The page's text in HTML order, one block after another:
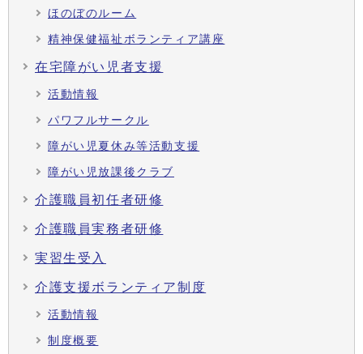
ほのぼのルーム
精神保健福祉ボランティア講座
在宅障がい児者支援
活動情報
パワフルサークル
障がい児夏休み等活動支援
障がい児放課後クラブ
介護職員初任者研修
介護職員実務者研修
実習生受入
介護支援ボランティア制度
活動情報
制度概要